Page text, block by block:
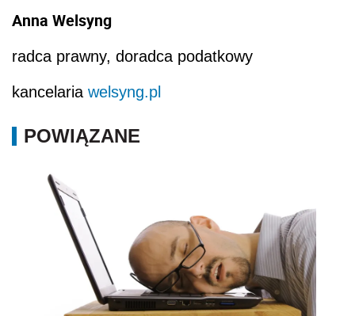
Anna Welsyng
radca prawny, doradca podatkowy
kancelaria welsyng.pl
POWIĄZANE